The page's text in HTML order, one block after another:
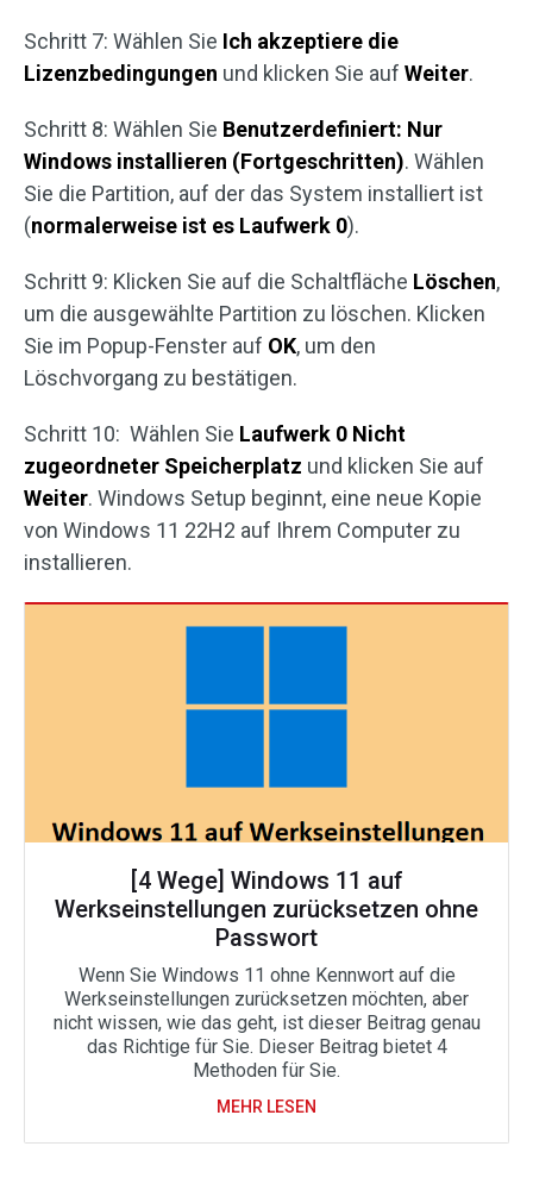
Schritt 7: Wählen Sie Ich akzeptiere die
Lizenzbedingungen und klicken Sie auf Weiter.
Schritt 8: Wählen Sie Benutzerdefiniert: Nur
Windows installieren (Fortgeschritten). Wählen
Sie die Partition, auf der das System installiert ist
(normalerweise ist es Laufwerk 0).
Schritt 9: Klicken Sie auf die Schaltfläche Löschen,
um die ausgewählte Partition zu löschen. Klicken
Sie im Popup-Fenster auf OK, um den
Löschvorgang zu bestätigen.
Schritt 10: Wählen Sie Laufwerk 0 Nicht
zugeordneter Speicherplatz und klicken Sie auf
Weiter. Windows Setup beginnt, eine neue Kopie
von Windows 11 22H2 auf Ihrem Computer zu
installieren.
[4 Wege] Windows 11 auf
Werkseinstellungen zurücksetzen ohne
Passwort
Wenn Sie Windows 11 ohne Kennwort auf die
Werkseinstellungen zurücksetzen möchten, aber
nicht wissen, wie das geht, ist dieser Beitrag genau
das Richtige für Sie. Dieser Beitrag bietet 4
Methoden für Sie.
MEHR LESEN